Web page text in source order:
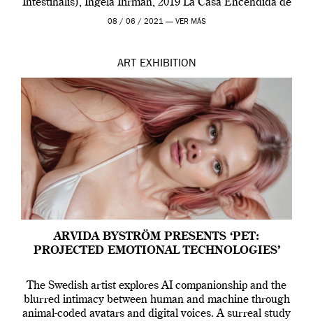
Intestinalis), Ingela Ihrman, 2019 La Casa Encendida de
Madrid y la Wellcome […]
08 / 06 / 2021 — VER MÁS
ART EXHIBITION
ARVIDA BYSTRÖM PRESENTS ‘PET:
PROJECTED EMOTIONAL TECHNOLOGIES’
The Swedish artist explores AI companionship and the
blurred intimacy between human and machine through
animal-coded avatars and digital voices. A surreal study